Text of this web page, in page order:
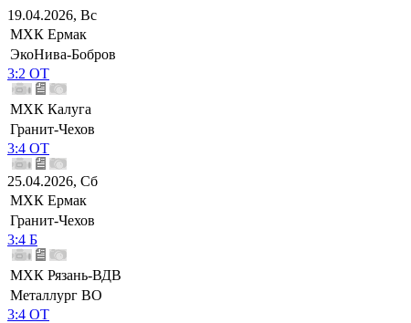
19.04.2026, Вс
МХК Ермак
ЭкоНива-Бобров
3:2 ОТ
МХК Калуга
Гранит-Чехов
3:4 ОТ
25.04.2026, Сб
МХК Ермак
Гранит-Чехов
3:4 Б
МХК Рязань-ВДВ
Металлург ВО
3:4 ОТ